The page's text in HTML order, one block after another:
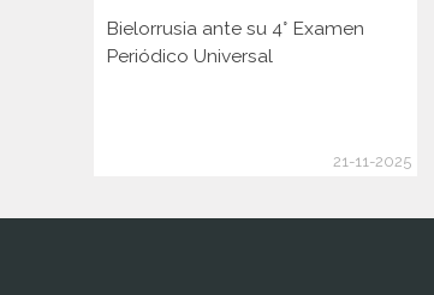
Bielorrusia ante su 4° Examen
Periódico Universal
21-11-2025